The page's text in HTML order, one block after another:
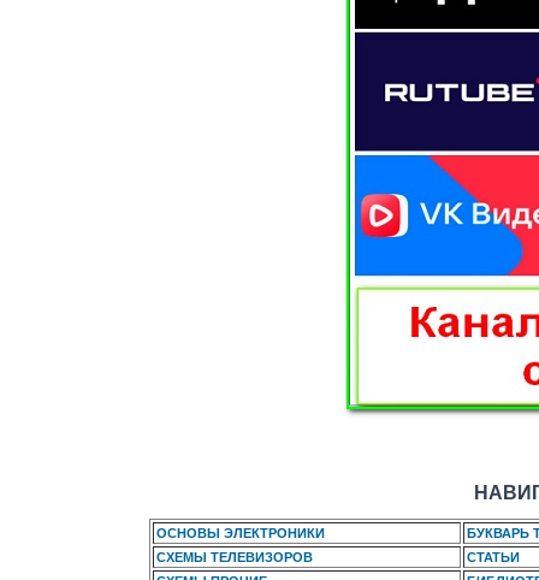
ОСНОВЫ ЭЛЕКТРОНИКИ
БУКВАРЬ
СХЕМЫ ТЕЛЕВИЗОРОВ
СТАТЬИ